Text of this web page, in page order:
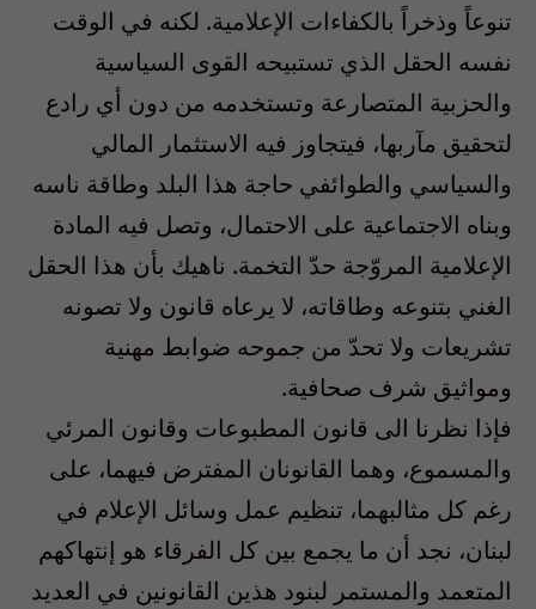
تنوعاً وذخراً بالكفاءات الإعلامية. لكنه في الوقت
نفسه الحقل الذي تستبيحه القوى السياسية
والحزبية المتصارعة وتستخدمه من دون أي رادع
لتحقيق مآربها، فيتجاوز فيه الاستثمار المالي
والسياسي والطوائفي حاجة هذا البلد وطاقة ناسه
وبناه الاجتماعية على الاحتمال، وتصل فيه المادة
الإعلامية المروّجة حدّ التخمة. ناهيك بأن هذا الحقل
الغني بتنوعه وطاقاته، لا يرعاه قانون ولا تصونه
تشريعات ولا تحدّ من جموحه ضوابط مهنية
ومواثيق شرف صحافية.
فإذا نظرنا الى قانون المطبوعات وقانون المرئي
والمسموع، وهما القانونان المفترض فيهما، على
رغم كل مثالبهما، تنظيم عمل وسائل الإعلام في
لبنان، نجد أن ما يجمع بين كل الفرقاء هو إنتهاكهم
المتعمد والمستمر لبنود هذين القانونين في العديد